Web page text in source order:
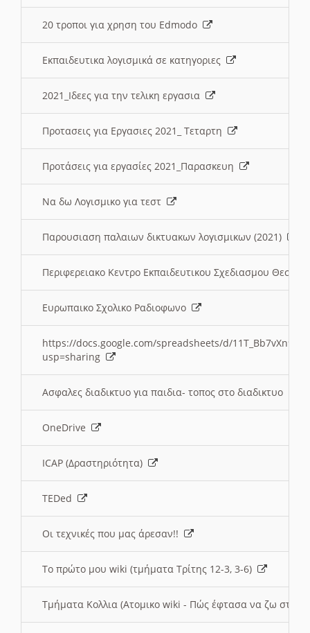
20 τροποι για χρηση του Edmodo
Εκπαιδευτικα λογισμικά σε κατηγοριες
2021_Ιδεες για την τελικη εργασια
Προτασεις για Εργασιες 2021_ Τεταρτη
Προτάσεις για εργασίες 2021_Παρασκευη
Να δω Λογισμικο για τεστ
Παρουσιαση παλαιων δικτυακων λογισμικων (2021)
Περιφερειακο Κεντρο Εκπαιδευτικου Σχεδιασμου
Ευρωπαικο Σχολικο Ραδιοφωνο
https://docs.google.com/spreadsheets/d/
usp=sharing
Ασφαλες διαδικτυο για παιδια- τοπος στο διαδικτυο
OneDrive
ICAP (Δραστηριότητα)
TEDed
Οι τεχνικές που μας άρεσαν!!
Το πρώτο μου wiki (τμήματα Τρίτης 12-3, 3-6)
Τμήματα Κολλια (Ατομικο wiki - Πώς έφτασα να ζω στην